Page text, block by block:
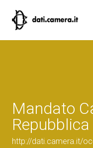
Mandato
Repubblica
http://dati.camera.it/